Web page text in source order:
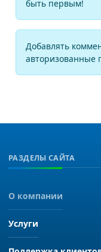
быть первым!
Добавлять
авторизованные
РАЗДЕЛЫ САЙТА
О компании
Услуги